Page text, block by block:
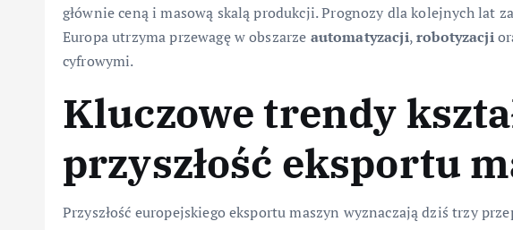
głównie ceną i masową skalą produkcji. Prognozy dla kolejnych lat
Europa utrzyma przewagę w obszarze automatyzacji,robotyzacji
cyfrowymi.
Kluczowe trendy
przyszłość eksportu
Przyszłość europejskiego eksportu maszyn wyznaczają dziś trzy